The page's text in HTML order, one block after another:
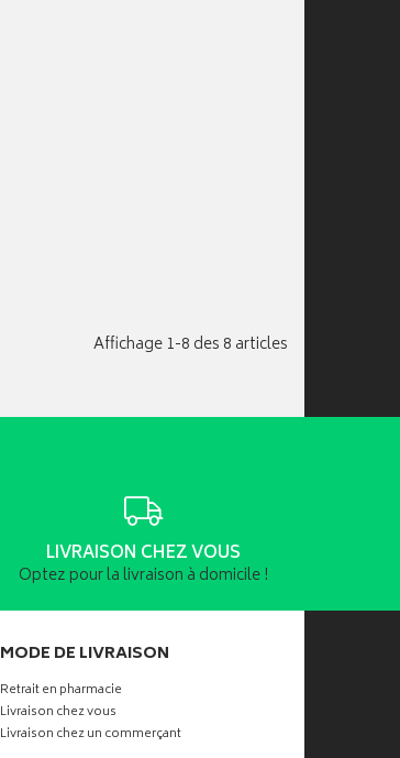
Affichage 1-8 des 8 articles
LIVRAISON CHEZ VOUS
Optez pour la livraison à domicile !
MODE DE LIVRAISON
Retrait en pharmacie
Livraison chez vous
Livraison chez un commerçant